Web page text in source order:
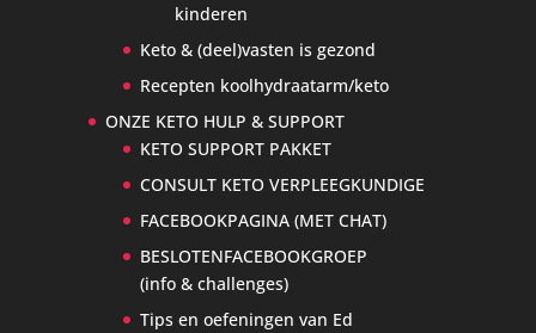
kinderen
Keto & (deel)vasten is gezond
Recepten koolhydraatarm/keto
ONZE KETO HULP & SUPPORT
KETO SUPPORT PAKKET
CONSULT KETO VERPLEEGKUNDIGE
FACEBOOKPAGINA (MET CHAT)
BESLOTENFACEBOOKGROEP
(info & challenges)
Tips en oefeningen van Ed